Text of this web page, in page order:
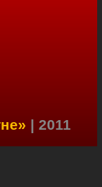
| 2011